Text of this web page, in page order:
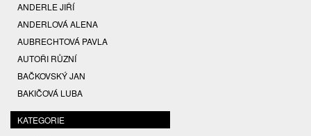
ANDERLE JIŘÍ
ANDERLOVÁ ALENA
AUBRECHTOVÁ PAVLA
AUTOŘI RŮZNÍ
BAČKOVSKÝ JAN
BAKIČOVÁ LUBA
BALCAR JIŘÍ
BALCAR KAREL
KATEGORIE